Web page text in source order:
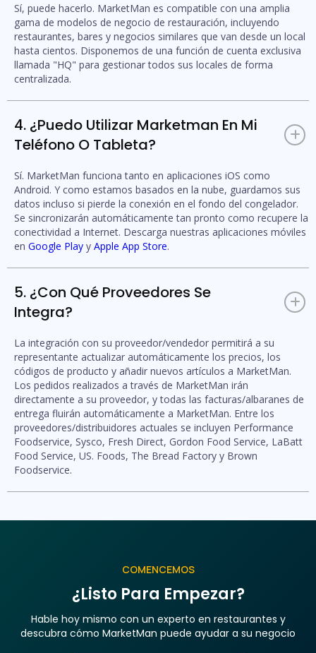
Sí, puede hacerlo. MarketMan es compatible con una amplia
gama de modelos de negocio de restauración, incluyendo
restaurantes, bares y negocios similares que van desde un local
hasta cientos. Disponemos de una función de cuenta exclusiva
llamada "HQ" para gestionar todos sus locales de forma
centralizada.
4. ¿Puedo Utilizar Marketman En Mi
Teléfono O Tableta?
+
Sí. MarketMan funciona tanto en aplicaciones iOS como
Android. Y como estamos basados en la nube, guardamos sus
datos incluso si pierde la conexión en el fondo del congelador.
Se sincronizarán automáticamente tan pronto como recupere la
conectividad a Internet. Descarga nuestras aplicaciones móviles
en Google Play y Apple App Store.
5. ¿Con Qué Proveedores Se
Integra?
+
La integración con su proveedor/vendedor permitirá a su
representante actualizar automáticamente los precios, los
códigos de producto y añadir nuevos artículos a MarketMan.
Los pedidos realizados a través de MarketMan irán
directamente a su proveedor, y todas las facturas/albaranes de
entrega fluirán automáticamente a MarketMan. Entre los
proveedores/distribuidores actuales se incluyen Performance
Foodservice, Sysco, Fresh Direct, Gordon Food Service, LaBatt
Food Service, US. Foods, The Bread Factory y Brown
Foodservice.
COMENCEMOS
¿Listo Para Empezar?
Hable hoy mismo con un experto en restaurantes y
descubra cómo MarketMan puede ayudar a su negocio